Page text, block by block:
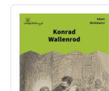
Lektur
O nas
Kontakt
O projekcie
Zespół